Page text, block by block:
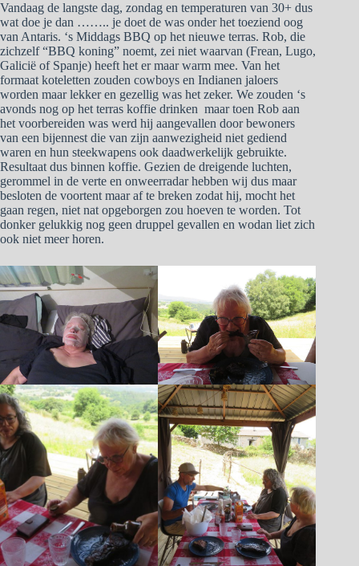
Vandaag de langste dag, zondag en temperaturen van 30+ dus
wat doe je dan …….. je doet de was onder het toeziend oog
van Antaris. ‘s Middags BBQ op het nieuwe terras. Rob, die
zichzelf “BBQ koning” noemt, zei niet waarvan (Frean, Lugo,
Galicië of Spanje) heeft het er maar warm mee. Van het
formaat koteletten zouden cowboys en Indianen jaloers
worden maar lekker en gezellig was het zeker. We zouden ‘s
avonds nog op het terras koffie drinken maar toen Rob aan
het voorbereiden was werd hij aangevallen door bewoners
van een bijennest die van zijn aanwezigheid niet gediend
waren en hun steekwapens ook daadwerkelijk gebruikte.
Resultaat dus binnen koffie. Gezien de dreigende luchten,
gerommel in de verte en onweerradar hebben wij dus maar
besloten de voortent maar af te breken zodat hij, mocht het
gaan regen, niet nat opgeborgen zou hoeven te worden. Tot
donker gelukkig nog geen druppel gevallen en wodan liet zich
ook niet meer horen.